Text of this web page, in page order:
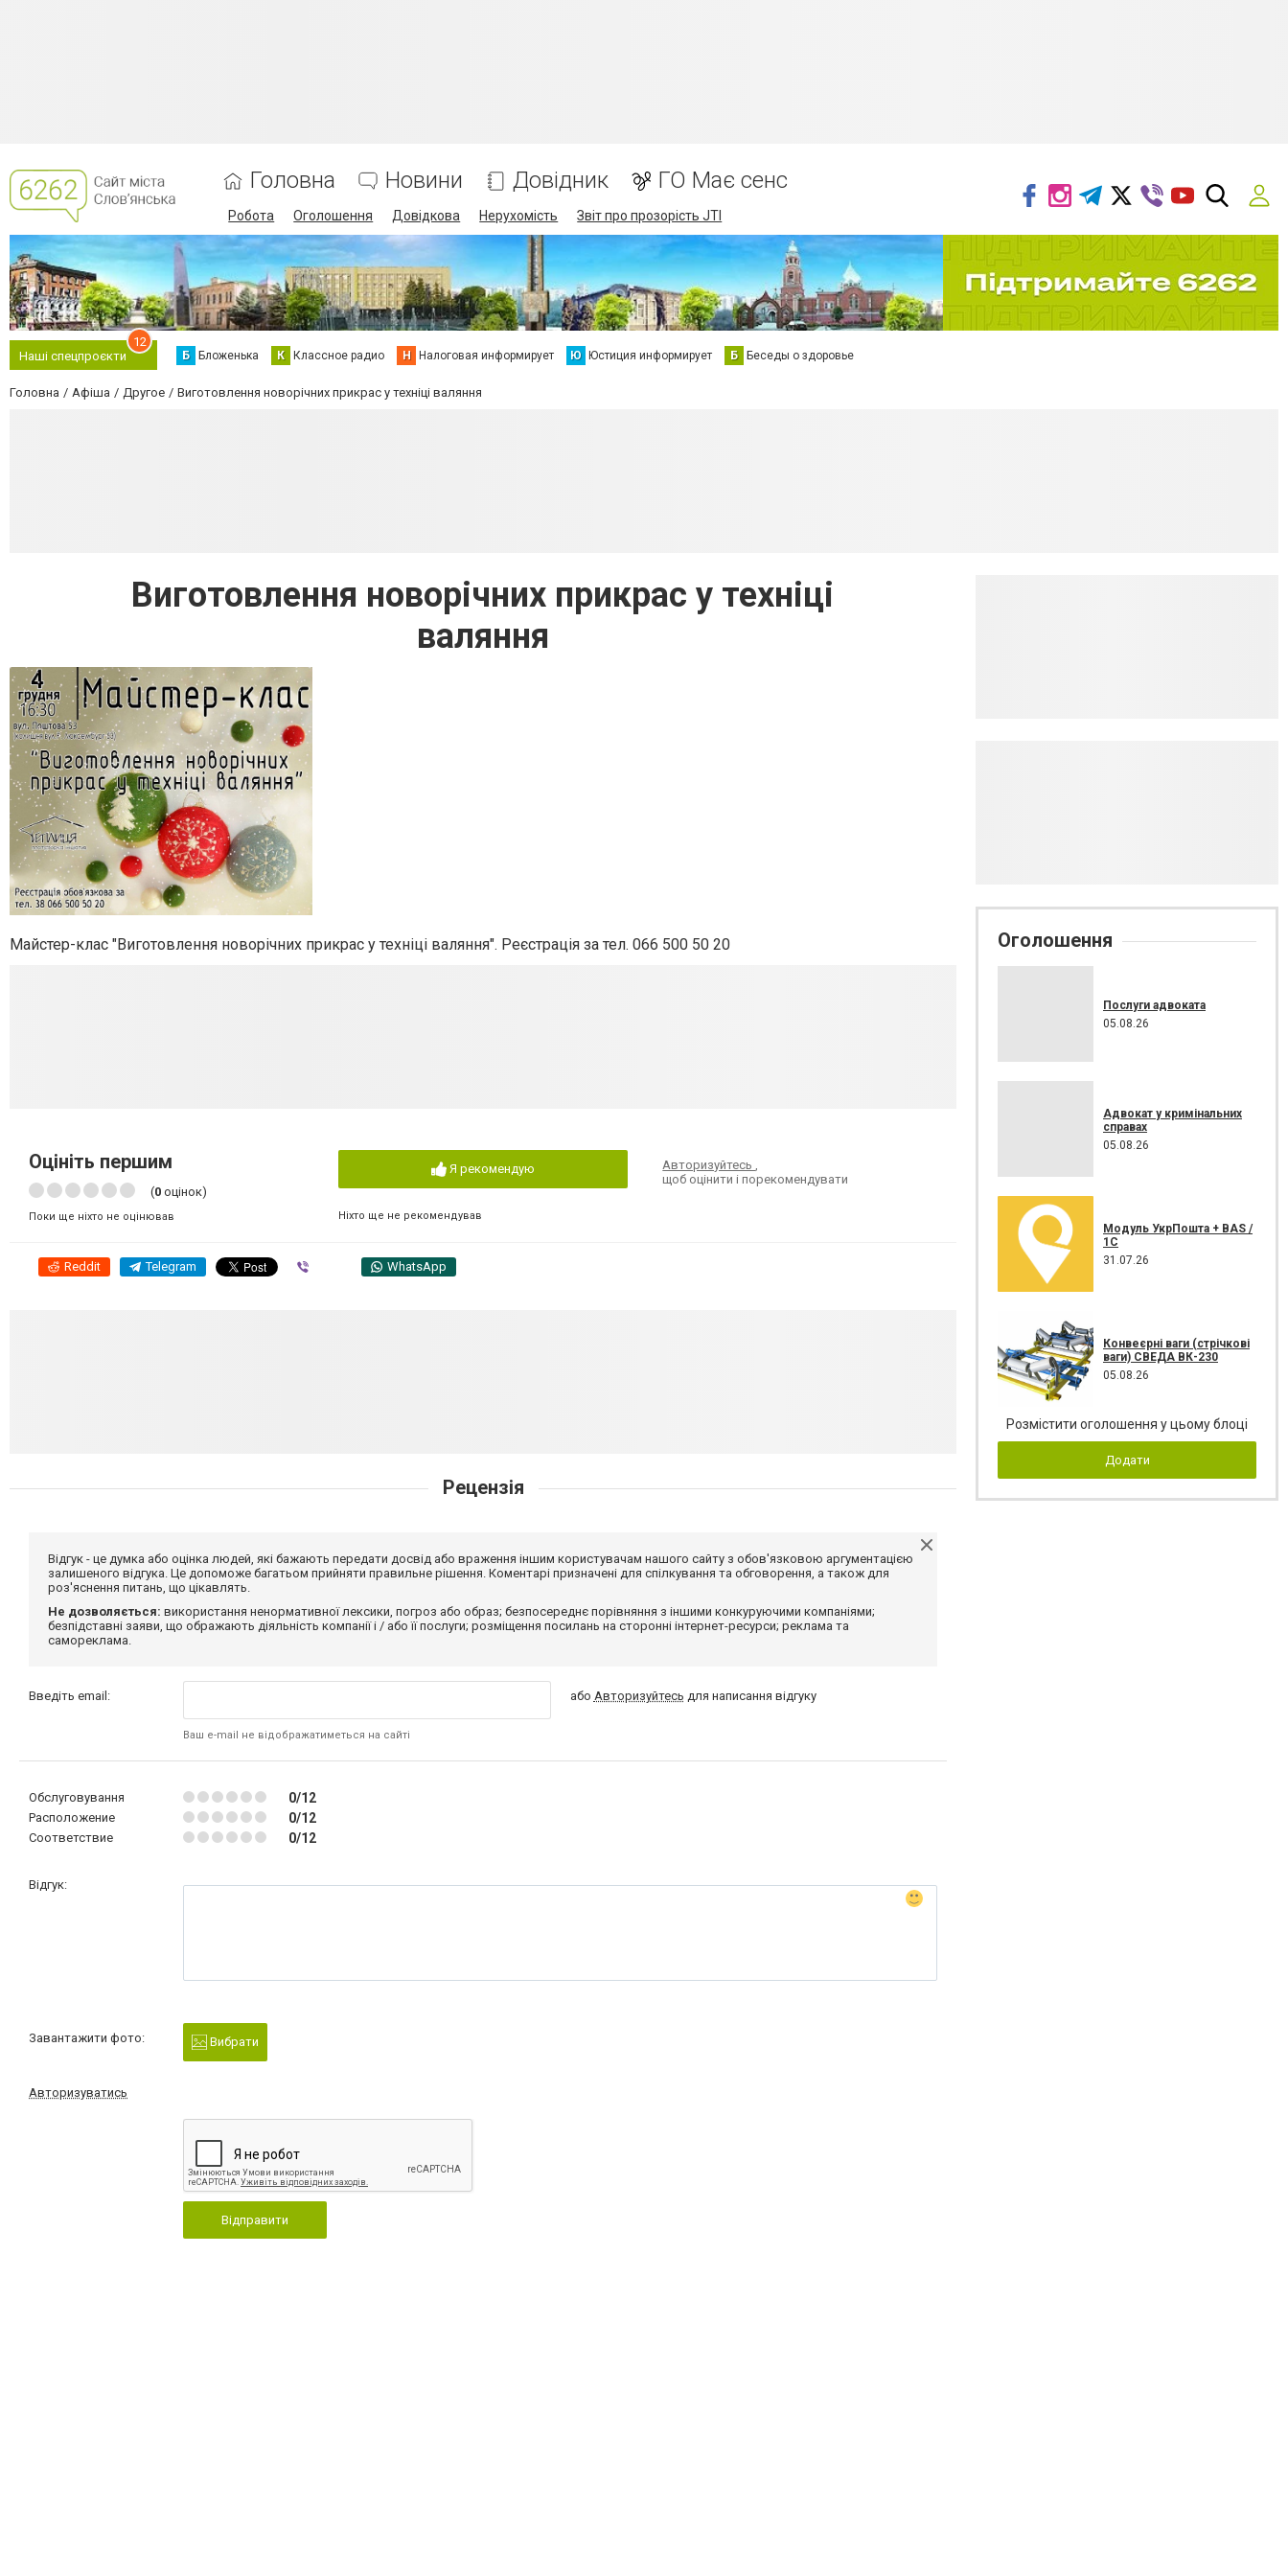
Головна Новини Довідник ГО Має сенс
Робота Оголошення Довідкова Нерухомість Звіт про прозорість JTI
Наші спецпроєкти
12
Б Бложенька К Классное радио Н Налоговая информирует Ю Юстиция информирует Б Беседы о здоровье
Головна Афіша Другое Виготовлення новорічних прикрас у техніці валяння
Виготовлення новорічних прикрас у техніці
валяння
Майстер-клас "Виготовлення новорічних прикрас у техніці валяння". Реєстрація за тел. 066 500 50 20
Оцініть першим
(0 оцінок)
Поки ще ніхто не оцінював
Я рекомендую
Ніхто ще не рекомендував
Авторизуйтесь
щоб оцінити і порекомендувати
Reddit Telegram WhatsApp
Рецензія
Відгук - це думка або оцінка людей, які бажають передати досвід або враження іншим користувачам нашого сайту з обов'язковою аргументацією
залишеного відгука. Це допоможе багатьом прийняти правильне рішення. Коментарі призначені для спілкування та обговорення, а також для
роз'яснення питань, що цікавлять.
Не дозволяється: використання ненормативної лексики, погроз або образ; безпосереднє порівняння з іншими конкуруючими компаніями;
безпідставні заяви, що ображають діяльність компанії і / або її послуги; розміщення посилань на сторонні інтернет-ресурси; реклама та
самореклама.
Введіть email:
Ваш e-mail не відображатиметься на сайті
або Авторизуйтесь для написання відгуку
Обслуговування 0/12
Расположение 0/12
Соответствие 0/12
Відгук:
Завантажити фото: Вибрати
Авторизуватись
Відправити
Оголошення
Послуги адвоката
05.08.26
Адвокат у кримінальних
справах
05.08.26
Модуль УкрПошта + BAS /
1C
31.07.26
Конвеєрні ваги (стрічкові
ваги) СВЕДА ВК-230
05.08.26
Розмістити оголошення у цьому блоці
Додати